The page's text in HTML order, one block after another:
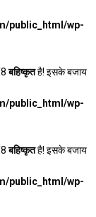
public_html/wp-
बहिष्कृतहै! इसके बजाय
public_html/wp-
बहिष्कृतहै! इसके बजाय
public_html/wp-